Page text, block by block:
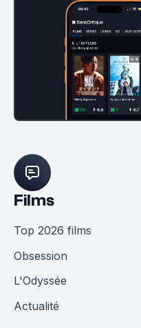
Films
Top 2026 films
Obsession
L'Odyssée
Actualité